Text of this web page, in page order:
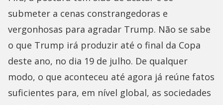
submeter a cenas constrangedoras e
vergonhosas para agradar Trump. Não se sabe
o que Trump irá produzir até o final da Copa
deste ano, no dia 19 de julho. De qualquer
modo, o que aconteceu até agora já reúne fatos
suficientes para, em nível global, as sociedades